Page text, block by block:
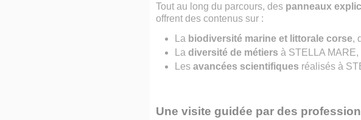
Tout au long du parcours, des panneaux
offrent des contenus sur :
La biodiversité marine et littorale corse,
Ladiversité de métiers à STELLA
Lesavancées scientifiques réalisés à
Une visite guidée par des